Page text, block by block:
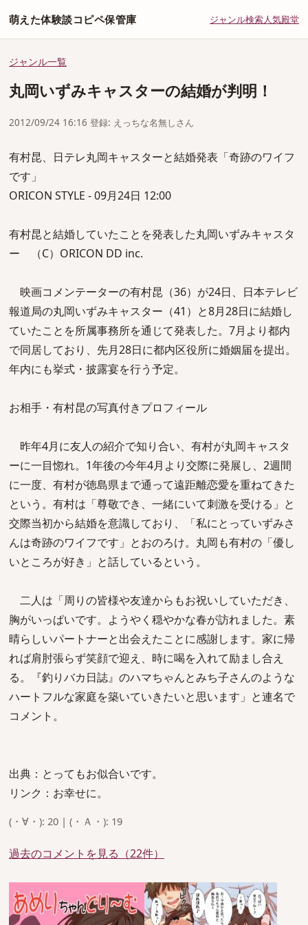
萌えた体験談コピペ保管庫 ジャンル検索人気殿堂
ジャンル一覧
丸岡いずみキャスターの結婚が判明！
2012/09/24 16:16 登録: えっちな名無しさん
有村昆、日テレ丸岡キャスターと結婚発表「奇跡のワイフ
です」
ORICON STYLE - 09月24日 12:00
有村昆と結婚していたことを発表した丸岡いずみキャスタ
ー （C）ORICON DD inc.
映画コメンテーターの有村昆（36）が24日、日本テレビ
報道局の丸岡いずみキャスター（41）と8月28日に結婚し
ていたことを所属事務所を通じて発表した。7月より都内
で同居しており、先月28日に都内区役所に婚姻届を提出。
年内にも挙式・披露宴を行う予定。
お相手・有村昆の写真付きプロフィール
昨年4月に友人の紹介で知り合い、有村が丸岡キャスタ
ーに一目惚れ。1年後の今年4月より交際に発展し、2週間
に一度、有村が徳島県まで通って遠距離恋愛を重ねてきた
という。有村は「尊敬でき、一緒にいて刺激を受ける」と
交際当初から結婚を意識しており、「私にとっていずみさ
んは奇跡のワイフです」とおのろけ。丸岡も有村の「優し
いところが好き」と話しているという。
二人は「周りの皆様や友達からもお祝いしていただき、
胸がいっぱいです。ようやく穏やかな春が訪れました。素
晴らしいパートナーと出会えたことに感謝します。家に帰
れば肩肘張らず笑顔で迎え、時に喝を入れて励まし合え
る。『釣りバカ日誌』のハマちゃんとみち子さんのような
ハートフルな家庭を築いていきたいと思います」と連名で
コメント。
出典：とってもお似合いです。
リンク：お幸せに。
(・∀・): 20 | (・Ａ・): 19
過去のコメントを見る（22件）